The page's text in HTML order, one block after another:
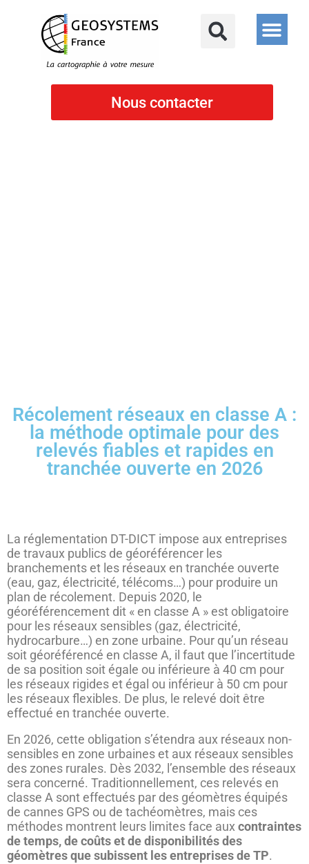
Nous contacter
Récolement réseaux en classe A :
la méthode optimale pour des
relevés fiables et rapides en
tranchée ouverte en 2026
La réglementation DT-DICT impose aux entreprises
de travaux publics de géoréférencer les
branchements et les réseaux en tranchée ouverte
(eau, gaz, électricité, télécoms…) pour produire un
plan de récolement. Depuis 2020, le
géoréférencement dit « en classe A » est obligatoire
pour les réseaux sensibles (gaz, électricité,
hydrocarbure…) en zone urbaine. Pour qu’un réseau
soit géoréférencé en classe A, il faut que l’incertitude
de sa position soit égale ou inférieure à 40 cm pour
les réseaux rigides et égal ou inférieur à 50 cm pour
les réseaux flexibles. De plus, le relevé doit être
effectué en tranchée ouverte.
En 2026, cette obligation s’étendra aux réseaux non-
sensibles en zone urbaines et aux réseaux sensibles
des zones rurales. Dès 2032, l’ensemble des réseaux
sera concerné. Traditionnellement, ces relevés en
classe A sont effectués par des géomètres équipés
de cannes GPS ou de tachéomètres, mais ces
méthodes montrent leurs limites face auxcontraintes
de temps, de coûts et de disponibilités des
géomètres que subissent les entreprises de TP.